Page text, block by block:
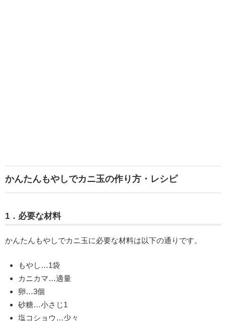
かんたんもやしでカニ玉の作り方・レシピ
1．必要な材料
かんたんもやしでカニ玉に必要な材料は以下の通りです。
もやし…1袋
カニカマ…適量
卵…3個
砂糖…小さじ1
塩コショウ…少々